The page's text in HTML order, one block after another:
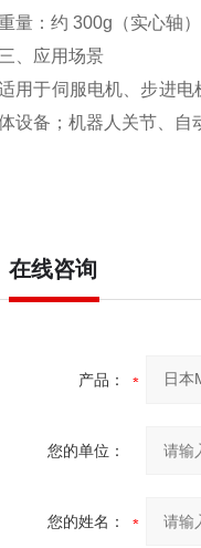
量：约 300g（实心轴
三、应用场景
用于伺服电机、步进
设备；机器人关节、自
在线咨询
产品：
您的单位：
您的姓名：